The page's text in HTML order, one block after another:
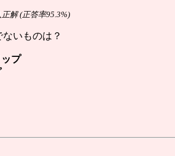
解 (正答率95.3%)
いものは？
プ